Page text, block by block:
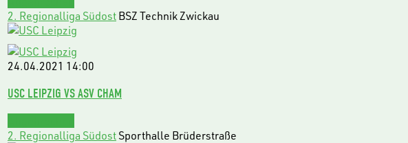
2. Regionalliga SüdostBSZ Technik Zwickau
24.04.2021 14:00
USC LEIPZIG VS ASV CHAM
2. Regionalliga SüdostSporthalle Brüderstraße